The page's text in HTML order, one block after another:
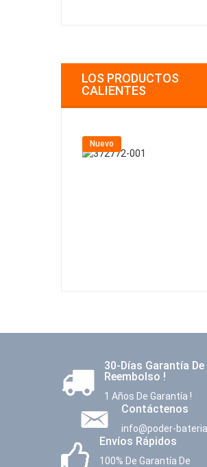
LOS PRODUCTOS
CALIENTES
Nuevo
30-Días Garantía De
Reembolso !
1 Años De Garantía !
Contáctenos
info@poder-
Envíos Rápidos
100% De Garantía De